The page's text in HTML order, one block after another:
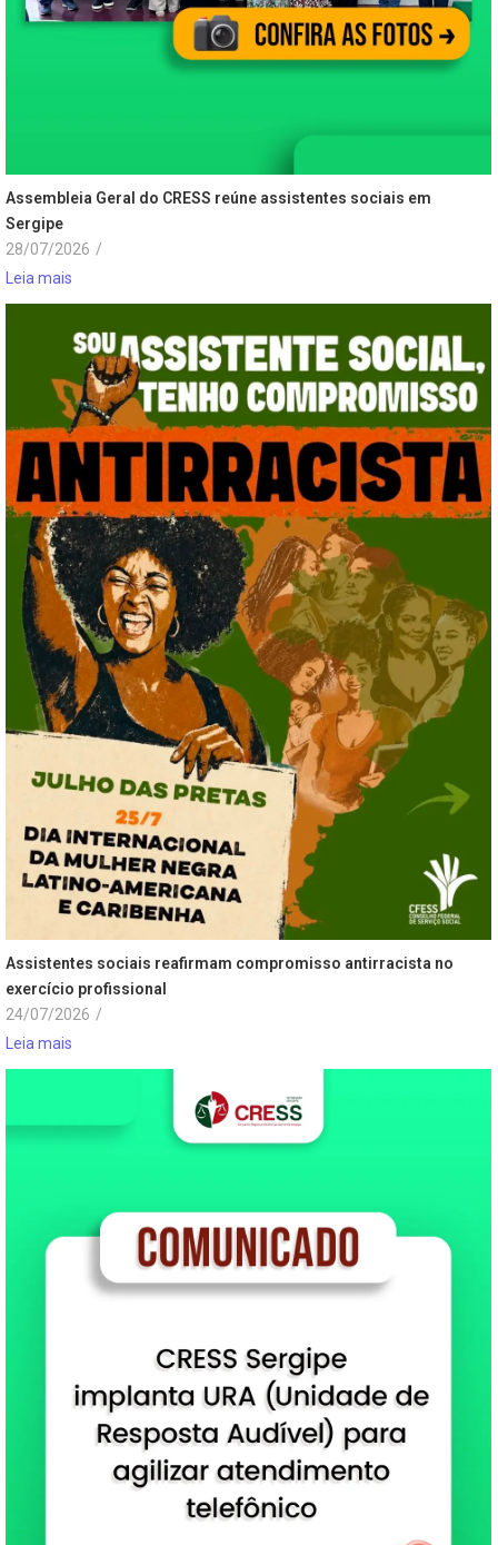
Assembleia Geral do CRESS reúne assistentes sociais em
Sergipe
28/07/2026 /
Leia mais
Assistentes sociais reafirmam compromisso antirracista no
exercício profissional
24/07/2026 /
Leia mais